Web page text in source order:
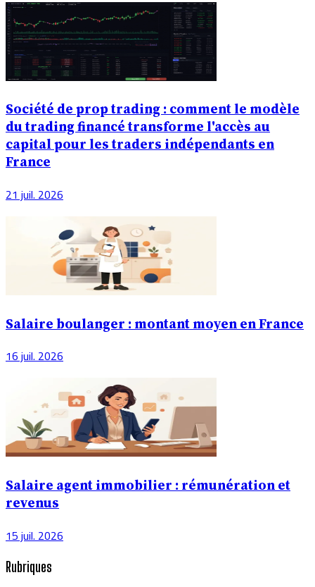
Société de prop trading : comment le modèle
du trading financé transforme l'accès au
capital pour les traders indépendants en
France
21 juil. 2026
Salaire boulanger : montant moyen en France
16 juil. 2026
Salaire agent immobilier : rémunération et
revenus
15 juil. 2026
Rubriques